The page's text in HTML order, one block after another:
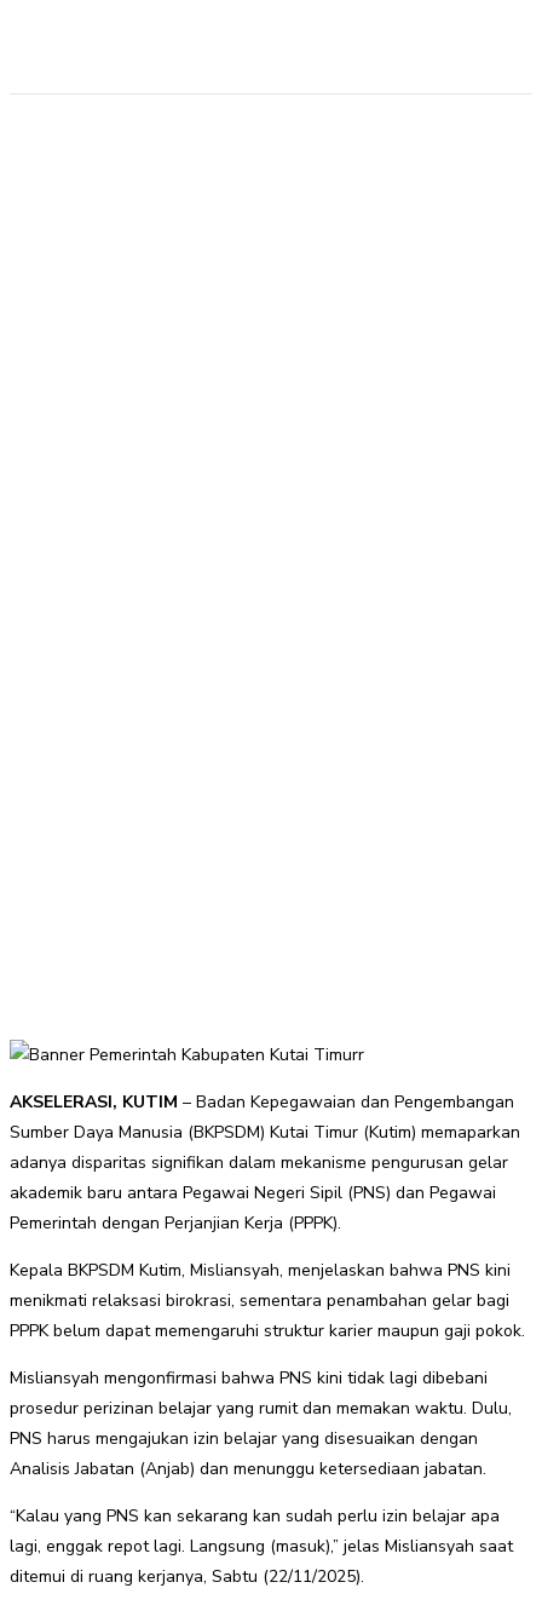
AKSELERASI, KUTIM – Badan Kepegawaian dan Pengembangan
Sumber Daya Manusia (BKPSDM) Kutai Timur (Kutim) memaparkan
adanya disparitas signifikan dalam mekanisme pengurusan gelar
akademik baru antara Pegawai Negeri Sipil (PNS) dan Pegawai
Pemerintah dengan Perjanjian Kerja (PPPK).
Kepala BKPSDM Kutim, Misliansyah, menjelaskan bahwa PNS kini
menikmati relaksasi birokrasi, sementara penambahan gelar bagi
PPPK belum dapat memengaruhi struktur karier maupun gaji pokok.
Misliansyah mengonfirmasi bahwa PNS kini tidak lagi dibebani
prosedur perizinan belajar yang rumit dan memakan waktu. Dulu,
PNS harus mengajukan izin belajar yang disesuaikan dengan
Analisis Jabatan (Anjab) dan menunggu ketersediaan jabatan.
“Kalau yang PNS kan sekarang kan sudah perlu izin belajar apa
lagi, enggak repot lagi. Langsung (masuk),” jelas Misliansyah saat
ditemui di ruang kerjanya, Sabtu (22/11/2025).